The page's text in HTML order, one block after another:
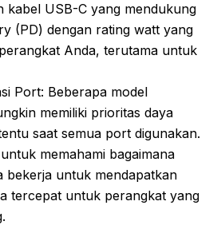
kabel USB-C yang mendukung
(PD) dengan rating watt yang
Anda, terutama untuk
Port: Beberapa model
memiliki prioritas daya
saat semua port digunakan.
memahami bagaimana
bekerja untuk mendapatkan
tercepat untuk perangkat yang